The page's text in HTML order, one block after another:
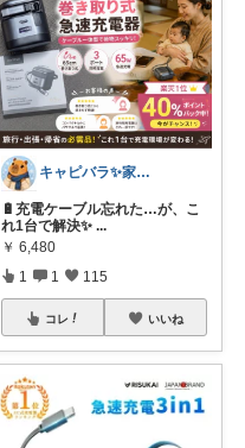
キャピバラ✨家電開発者のオススメROOM
🔋充電ケーブル忘れた…が、こ
れ1台で解決✨ ...
￥ 6,480
1 1 115
コレ いいね